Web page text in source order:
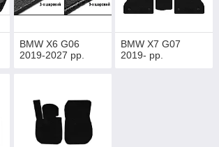
BMW X6 G06
2019-2027 рр.
BMW X7 G07
2019- рр.